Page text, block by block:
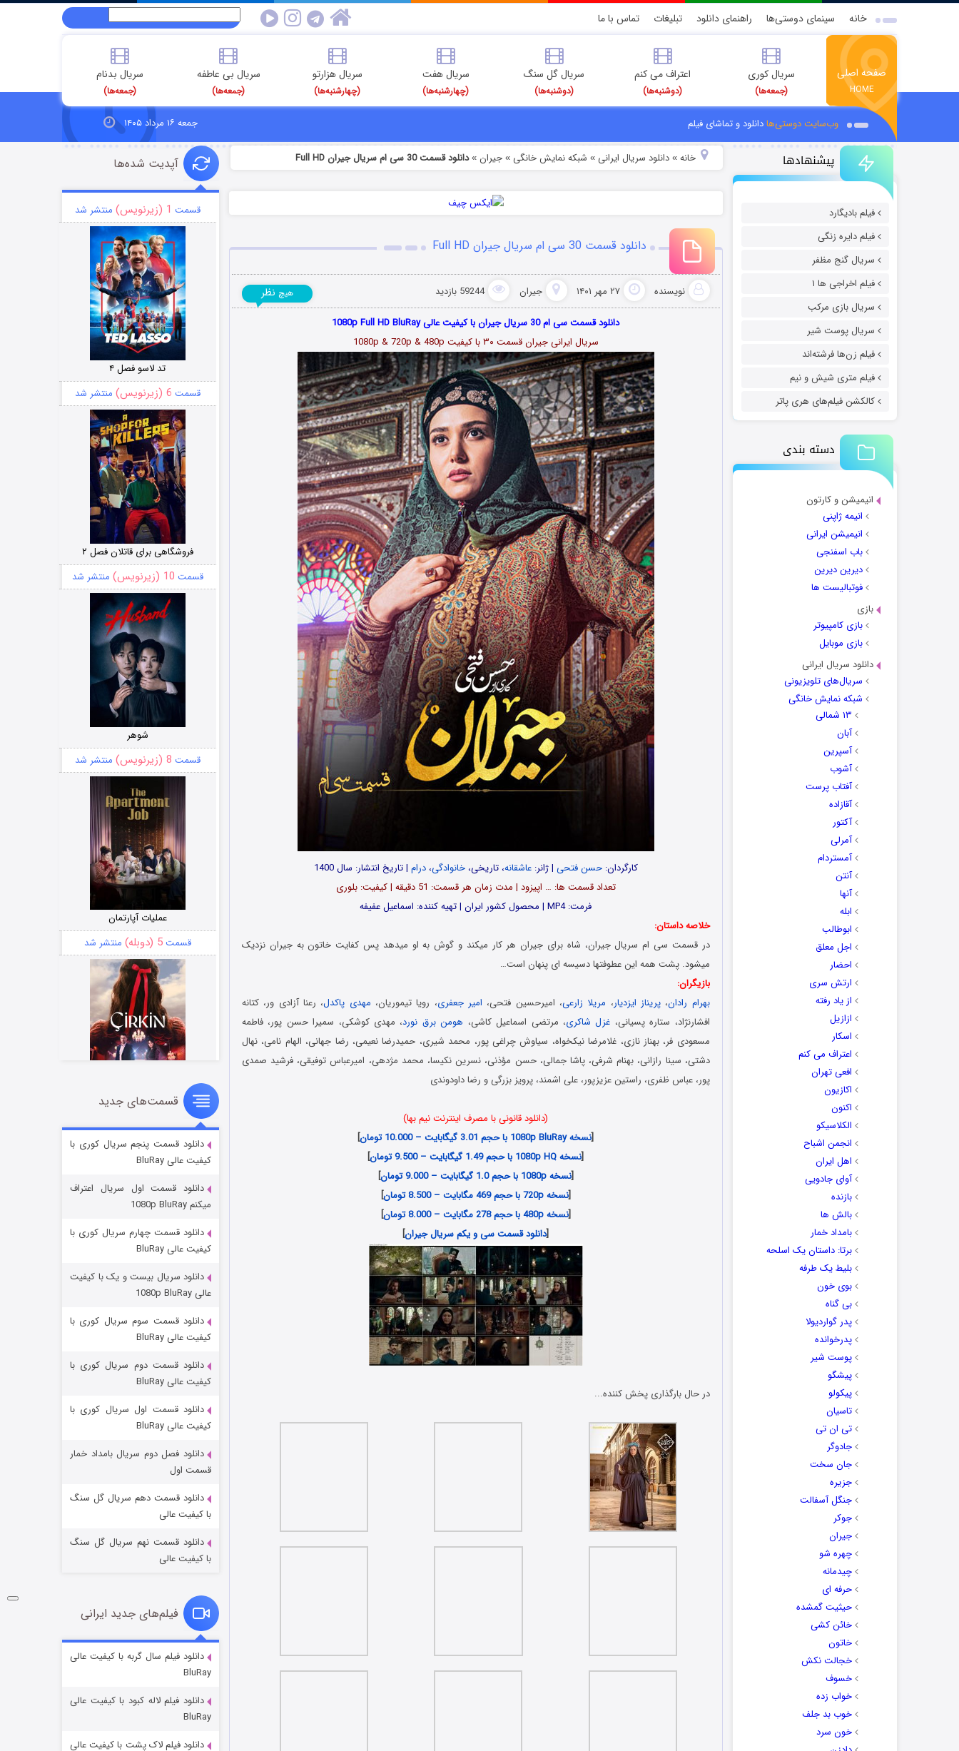
خانه سینمای دوستی‌ها راهنمای دانلود تبلیغات تماس با ما
صفحه اصلی
HOME
سریال کوری
(جمعه‌ها)
اعتراف می کنم
(دوشنبه‌ها)
سریال گل سنگ
(دوشنبه‌ها)
سریال هفت
(چهارشنبه‌ها)
سریال هزارتو
(چهارشنبه‌ها)
سریال بی عاطفه
(جمعه‌ها)
سریال بدنام
(جمعه‌ها)
وب‌سایت دوستی‌هادانلود و تماشای فیلم جمعه ۱۶ مرداد ۱۴۰۵
پیشنهادها
فیلم بادیگارد
فیلم دایره زنگی
سریال گنج مظفر
فیلم اخراجی ها ۱
سریال بازی مرکب
سریال پوست شیر
فیلم زن‌ها فرشته‌اند
فیلم متری شیش و نیم
کالکشن فیلم‌های هری پاتر
دسته بندی
انیمیشن و کارتون
انیمه ژاپنی
انیمیشن ایرانی
باب اسفنجی
دیرین دیرین
فوتبالیست ها
بازی
بازی کامپیوتر
بازی موبایل
دانلود سریال ایرانی
سریال‌های تلویزیونی
شبکه نمایش خانگی
۱۳ شمالی
آبان
آسپرین
آشوب
آفتاب پرست
آقازاده
آکتور
آمرلی
آمستردام
آنتن
آنها
ابله
ابوطالب
اجل معلق
احضار
ارتش سری
از یاد رفته
ازازیل
اسکار
اعتراف می کنم
افعی تهران
اکازیون
اکنون
الکلاسیکو
انجمن اشباح
اهل ایران
آوای جادویی
بازنده
بالش ها
بامداد خمار
برتا: داستان یک اسلحه
بلیط یک‌‌ طرفه
بوی خون
بی گناه
پدر گواردیولا
پدرخوانده
پوست شیر
پیشگو
پیکولو
تاسیان
تی ان تی
جادوگر
جان سخت
جزیره
جنگل آسفالت
جوکر
جیران
چهره شو
چیدمانه
حرفه ای
حیثیت گمشده
خائن کشی
خاتون
خجالت نکش
خسوف
خواب زده
خوب بد جلف
خون سرد
خانه» دانلود سریال ایرانی » شبکه نمایش خانگی » جیران »دانلود قسمت 30 سی ام سریال جیران Full HD
دانلود قسمت 30 سی ام سریال جیران Full HD
نویسنده ۲۷ مهر ۱۴۰۱ جیران 59244 بازدید هیچ نظر
دانلود قسمت سی ام 30 سریال جیران با کیفیت عالی 1080p Full HD BluRay
سریال ایرانی جیران قسمت ۳۰با کیفیت 1080p & 720p & 480p
کارگردان:حسن فتحی | ژانر:عاشقانه، تاریخی،خانوادگی،درام | تاریخ انتشار: سال 1400
تعداد قسمت ها: … اپیزود | مدت زمان هر قسمت: 51 دقیقه | کیفیت: بلوری
فرمت: MP4 | محصول کشور ایران | تهیه کننده: اسماعیل عفیفه
خلاصه داستان:
در قسمت سی ام سریال جیران، شاه برای جیران هر کار میکند و گوش به او میدهد پس کفایت خاتون به جیران نزدیک
میشود. پشت همه این عطوفتها دسیسه ای پنهان است…
بازیگران:
بهرام رادان، پریناز ایزدیار، مریلا زارعی، امیرحسین فتحی، امیر جعفری، رویا تیموریان، مهدی پاکدل، رعنا آزادی ور، کتانه
افشارنژاد، ستاره پسیانی، غزل شاکری، مرتضی اسماعیل کاشی، هومن برق نورد، مهدی کوشکی، سمیرا حسن پور، فاطمه
مسعودی فر، بهناز نازی، غلامرضا نیکخواه، سیاوش چراغی پور، محمد شیری، حمیدرضا نعیمی، رضا جهانی، الهام نامی، نهال
دشتی، سینا رازانی، بهنام شرفی، پاشا جمالی، حسن مؤذنی، نسرین نکیسا، محمد مژدهی، امیرعباس توفیقی، فرشید صمدی
پور، عباس ظفری، راستین عزیزپور، علی اشمند، پرویز بزرگی و رضا داودوندی
(دانلود قانونی با مصرف اینترنت نیم بها)
[نسخه 1080p BluRay با حجم 3.01 گیگابایت – 10.000 تومان
]
[نسخه 1080p HQ با حجم 1.49 گیگابایت – 9.500 تومان
]
[نسخه 1080p با حجم 1.0 گیگابایت – 9.000 تومان
]
[نسخه 720p با حجم 469 مگابایت – 8.500 تومان
]
[نسخه 480p با حجم 278 مگابایت – 8.000 تومان
]
[دانلود قسمت سی و یکم سریال جیران]
در حال بارگذاری پخش کننده...
آپدیت شده‌ها
قسمت 1 (زیرنویس) منتشر شد
تد لاسو فصل ۴
قسمت 6 (زیرنویس) منتشر شد
فروشگاهی برای قاتلان فصل ۲
قسمت 10 (زیرنویس) منتشر شد
شوهر
قسمت 8 (زیرنویس) منتشر شد
عملیات آپارتمان
قسمت5 (دوبله) منتشر شد
سریال زشت
قسمت2 (زیرنویس) منتشر شد
مردگان متحرک: شهر مرده ۳
شکست استوارت در نجات جهان
قسمت 7 (زیرنویس) منتشر شد
شوگر فصل ۲
قسمت
قسمت‌های جدید
دانلود قسمت پنجم سریال کوری با
کیفیت عالی BluRay
دانلود قسمت اول سریال اعتراف
میکنم 1080p BluRay
دانلود قسمت چهارم سریال کوری با
کیفیت عالی BluRay
دانلود سریال بیست و یک با کیفیت
عالی 1080p BluRay
دانلود قسمت سوم سریال کوری با
کیفیت عالی BluRay
دانلود قسمت دوم سریال کوری با
کیفیت عالی BluRay
دانلود قسمت اول سریال کوری با
کیفیت عالی BluRay
دانلود فصل دوم سریال بامداد خمار
قسمت اول
دانلود قسمت دهم سریال گل سنگ
با کیفیت عالی
دانلود قسمت نهم سریال گل سنگ
با کیفیت عالی
فیلم‌های جدید ایرانی
دانلود فیلم سال گربه با کیفیت عالی
BluRay
دانلود فیلم لاله کبود با کیفیت عالی
BluRay
دانلود فیلم لاک پشت با کیفیت عالی